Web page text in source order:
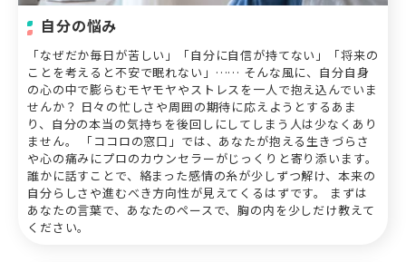
自分の悩み
「なぜだか毎日が苦しい」「自分に自信が持てない」「将来の
ことを考えると不安で眠れない」…… そんな風に、自分自身
の心の中で膨らむモヤモヤやストレスを一人で抱え込んでいま
せんか？ 日々の忙しさや周囲の期待に応えようとするあま
り、自分の本当の気持ちを後回しにしてしまう人は少なくあり
ません。 「ココロの窓口」では、あなたが抱える生きづらさ
や心の痛みにプロのカウンセラーがじっくりと寄り添います。
誰かに話すことで、絡まった感情の糸が少しずつ解け、本来の
自分らしさや進むべき方向性が見えてくるはずです。 まずは
あなたの言葉で、あなたのペースで、胸の内を少しだけ教えて
ください。